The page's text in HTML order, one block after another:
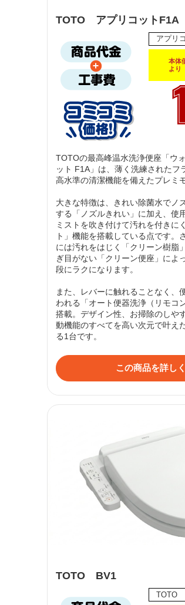
TOTO アプリコットF1A
アプリ
本体
より
TOTOの最高峰温水洗浄便座「ウ
ット F1A」は、薄く洗練されたフ
高水準の清潔機能を備えたプレミ
大きな特徴は、きれい除菌水でノ
する「ノズルきれい」に加え、使
ミストを吹き付けて汚れを付きに
ト」機能を搭載している点です。
には汚れをはじく「クリーン樹脂
ぎ目がない「クリーン便座」によ
段にラクになります。
また、レバーに触れることなく、
われる「オート便器洗浄（リモコ
搭載。デザイン性、お掃除のしや
動機能のすべてを高い次元で叶え
る1台です。
この商品を詳し
TOTO BV1
TOTO